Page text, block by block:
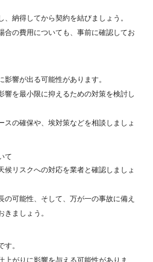
納得してから契約を結びましょう。
合の費用についても、事前に確認してお
響が出る可能性があります。
響を最小限に抑えるための対策を検討し
スの確保や、埃対策などを相談しましょ
て
候リスクへの対応を業者と確認しましょ
の可能性、そして、万が一の事故に備え
ましょう。
。